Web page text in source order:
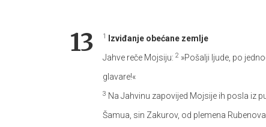
13 1
Izviđanje obećane zemlje
Jahve reče Mojsiju: 2 »Pošalji ljude, po
glavare!«
3 Na Jahvinu zapovijed Mojsije ih posla iz
Šamua, sin Zakurov, od plemena